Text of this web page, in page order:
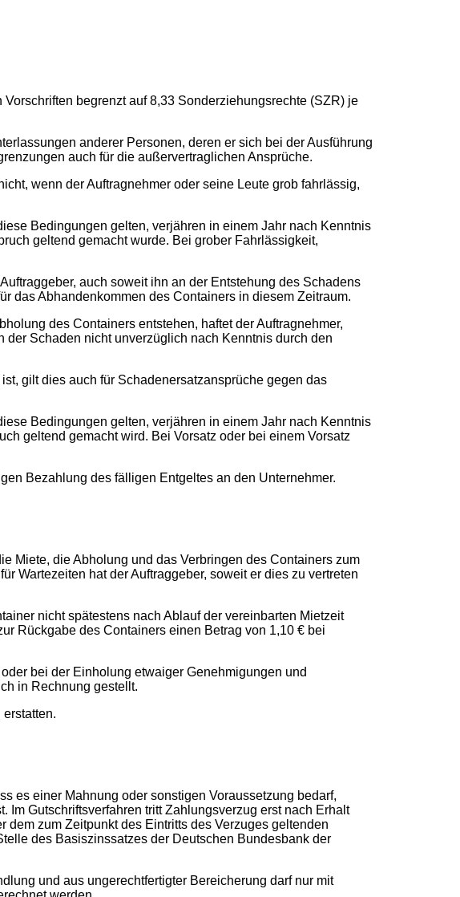
begrenzt auf 8,33 Sonderziehungsrechte (SZR) je
anderer Personen, deren er sich bei der Ausführung
auch für die außervertraglichen Ansprüche.
wenn der Auftragnehmer oder seine Leute grob fahrlässig,
Bedingungen gelten, verjähren in einem Jahr nach Kenntnis
geltend gemacht wurde. Bei grober Fahrlässigkeit,
auch soweit ihn an der Entstehung des Schadens
das Abhandenkommen des Containers in diesem Zeitraum.
des Containers entstehen, haftet der Auftragnehmer,
Schaden nicht unverzüglich nach Kenntnis durch den
gilt dies auch für Schadenersatzansprüche gegen das
Bedingungen gelten, verjähren in einem Jahr nach Kenntnis
geltend gemacht wird. Bei Vorsatz oder bei einem Vorsatz
Bezahlung des fälligen Entgeltes an den Unternehmer.
Miete, die Abholung und das Verbringen des Containers zum
Wartezeiten hat der Auftraggeber, soweit er dies zu vertreten
nicht spätestens nach Ablauf der vereinbarten Mietzeit
Rückgabe des Containers einen Betrag von 1,10 € bei
bei der Einholung etwaiger Genehmigungen und
in Rechnung gestellt.
es einer Mahnung oder sonstigen Voraussetzung bedarf,
Im Gutschriftsverfahren tritt Zahlungsverzug erst nach Erhalt
zum Zeitpunkt des Eintritts des Verzuges geltenden
des Basiszinssatzes der Deutschen Bundesbank der
und aus ungerechtfertigter Bereicherung darf nur mit